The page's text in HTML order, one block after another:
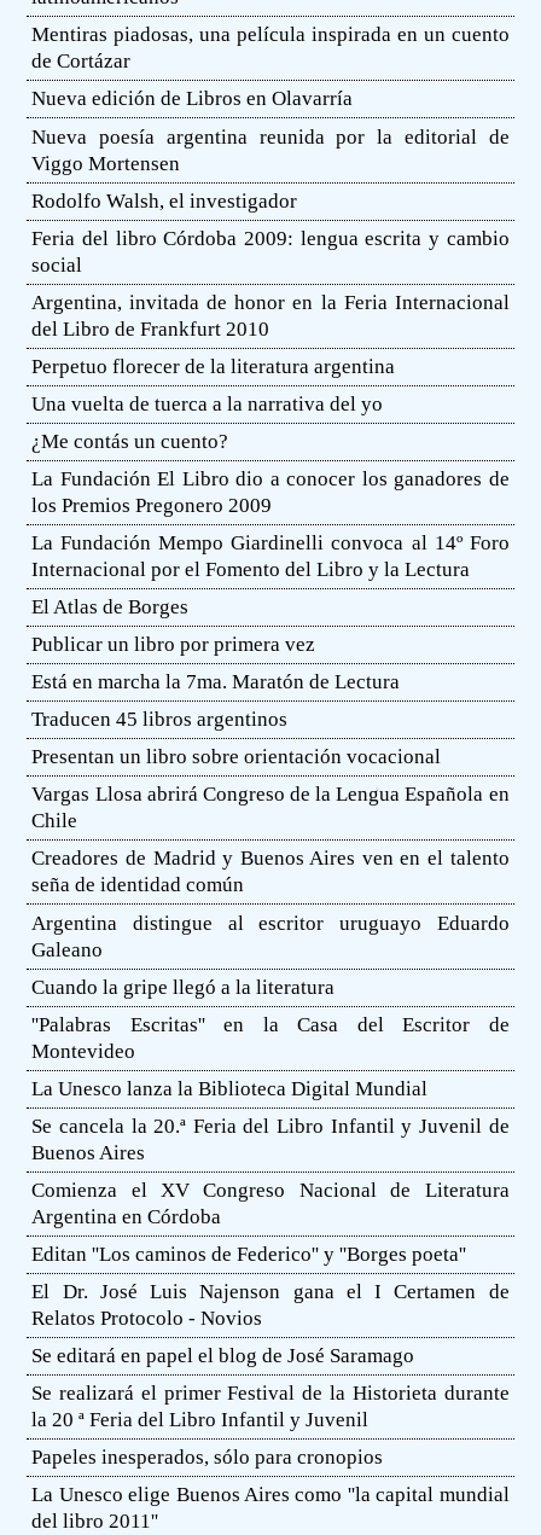
Mentiras piadosas, una película inspirada en un cuento
de Cortázar
Nueva edición de Libros en Olavarría
Nueva poesía argentina reunida por la editorial de
Viggo Mortensen
Rodolfo Walsh, el investigador
Feria del libro Córdoba 2009: lengua escrita y cambio
social
Argentina, invitada de honor en la Feria Internacional
del Libro de Frankfurt 2010
Perpetuo florecer de la literatura argentina
Una vuelta de tuerca a la narrativa del yo
¿Me contás un cuento?
La Fundación El Libro dio a conocer los ganadores de
los Premios Pregonero 2009
La Fundación Mempo Giardinelli convoca al 14º Foro
Internacional por el Fomento del Libro y la Lectura
El Atlas de Borges
Publicar un libro por primera vez
Está en marcha la 7ma. Maratón de Lectura
Traducen 45 libros argentinos
Presentan un libro sobre orientación vocacional
Vargas Llosa abrirá Congreso de la Lengua Española en
Chile
Creadores de Madrid y Buenos Aires ven en el talento
seña de identidad común
Argentina distingue al escritor uruguayo Eduardo
Galeano
Cuando la gripe llegó a la literatura
''Palabras Escritas'' en la Casa del Escritor de
Montevideo
La Unesco lanza la Biblioteca Digital Mundial
Se cancela la 20.ª Feria del Libro Infantil y Juvenil de
Buenos Aires
Comienza el XV Congreso Nacional de Literatura
Argentina en Córdoba
Editan ''Los caminos de Federico'' y ''Borges poeta''
El Dr. José Luis Najenson gana el I Certamen de
Relatos Protocolo - Novios
Se editará en papel el blog de José Saramago
Se realizará el primer Festival de la Historieta durante
la 20 ª Feria del Libro Infantil y Juvenil
Papeles inesperados, sólo para cronopios
La Unesco elige Buenos Aires como ''la capital mundial
del libro 2011''